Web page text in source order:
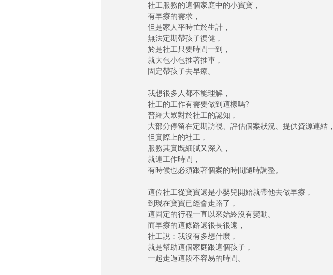
社工服務的這個家庭中的小寶寶，
有早療的需求，
但是家人平時忙於生計，
無法定期帶孩子復健，
於是社工只要時間一到，
就大包小包推著推車，
固定帶孩子去早療。
我想很多人都不能理解，
社工的工作有需要做到這樣嗎?
普羅大眾對於社工的認知，
大部分停留在定期訪視、評估個案狀況、提供資源連結，
但實際上的社工，
服務其實既細膩又深入，
就連工作時間，
有時候也必須跟著個案的時間隨時調整。
這位社工從寶寶還是小嬰兒開始就帶他去做早療，
到現在寶寶已經會走路了，
這固定的行程一直以來始終沒有變動。
而早療的這條路還很長很遠，
社工說：我沒有多想什麼，
就是幫助這個家庭跟這個孩子，
一起走過這段不容易的時間。